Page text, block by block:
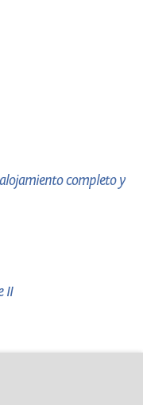
alojamiento completo y
II